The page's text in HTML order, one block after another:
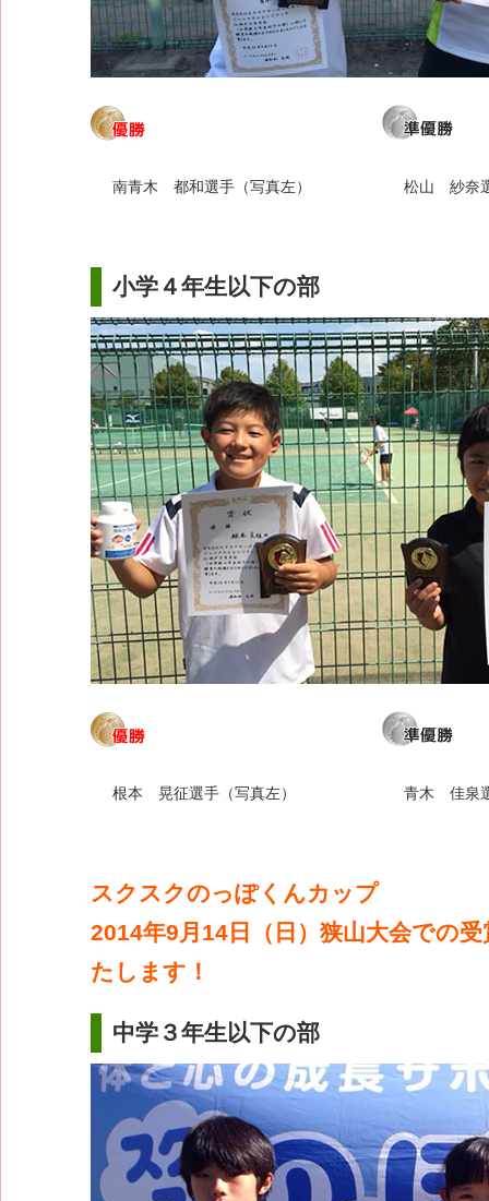
南青木 都和選手（写真左） 松山 紗奈
小学４年生以下の部
根本 晃征選手（写真左） 青木 佳泉
スクスクのっぽくんカップ
2014年9月14日（日）狭山大会での
たします！
中学３年生以下の部